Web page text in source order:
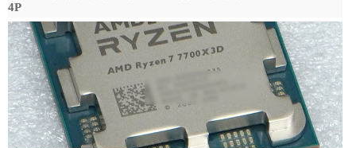
4P